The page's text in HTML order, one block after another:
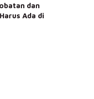
dan
Ada di